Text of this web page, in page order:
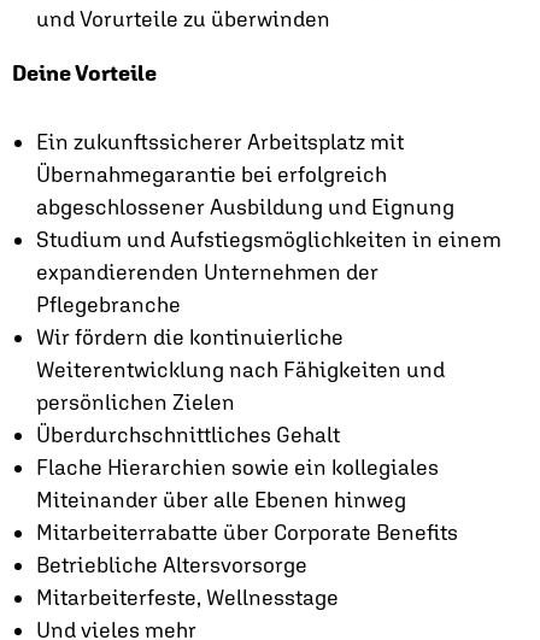
und Vorurteile zu überwinden
Deine Vorteile
Ein zukunftssicherer Arbeitsplatz mit
Übernahmegarantie bei erfolgreich
abgeschlossener Ausbildung und Eignung
Studium und Aufstiegsmöglichkeiten in einem
expandierenden Unternehmen der
Pflegebranche
Wir fördern die kontinuierliche
Weiterentwicklung nach Fähigkeiten und
persönlichen Zielen
Überdurchschnittliches Gehalt
Flache Hierarchien sowie ein kollegiales
Miteinander über alle Ebenen hinweg
Mitarbeiterrabatte über Corporate Benefits
Betriebliche Altersvorsorge
Mitarbeiterfeste, Wellnesstage
Und vieles mehr